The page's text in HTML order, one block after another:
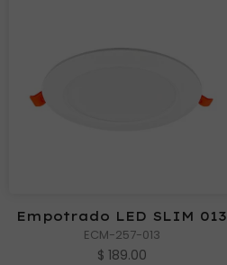
Empotrado LED SLIM 013
ECM-257-013
$ 189.00